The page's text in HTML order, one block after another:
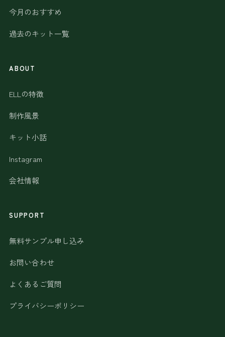
今月のおすすめ
過去のキット一覧
ABOUT
ELLの特徴
制作風景
キット小話
Instagram
会社情報
SUPPORT
無料サンプル申し込み
お問い合わせ
よくあるご質問
プライバシーポリシー